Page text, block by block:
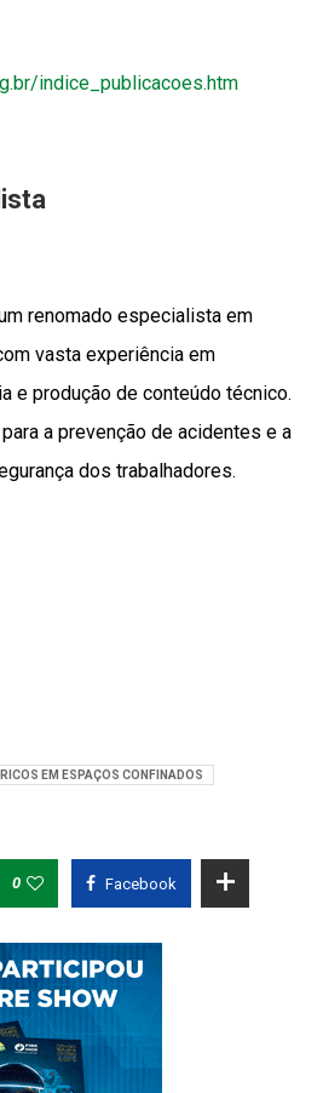
indice_publicacoes.htm
renomado especialista em
vasta experiência em
e produção de conteúdo técnico.
a prevenção de acidentes e a
dos trabalhadores.
EM ESPAÇOS CONFINADOS
0 Facebook